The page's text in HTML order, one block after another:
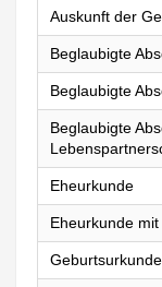
Auskunft der
Beglaubigte
Beglaubigte
Beglaubigte
Eheurkunde
Eheurkunde
Geburtsurkunde